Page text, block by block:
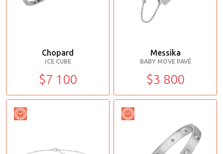
Chopard
ICE CUBE
$7 100
Messika
BABY MOVE PAVÉ
$3 800